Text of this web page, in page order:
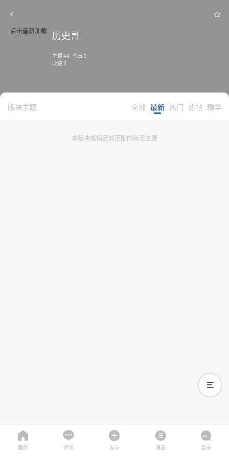
点击重新加载 历史哥
主题 44 今日 0
收藏 3
版块主题 全部 最新 热门 热帖 精华
本版块或指定的范围内尚无主题
首页 资讯 发布 消息 登录